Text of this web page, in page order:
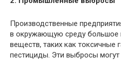
Производственные
в окружающую среду большое
веществ, таких как токсичные
пестициды. Эти выбросы могут